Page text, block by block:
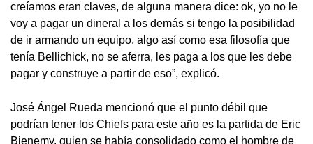
creíamos eran claves, de alguna manera dice: ok, yo no le
voy a pagar un dineral a los demás si tengo la posibilidad
de ir armando un equipo, algo así como esa filosofía que
tenía Bellichick, no se aferra, les paga a los que les debe
pagar y construye a partir de eso”, explicó.
José Ángel Rueda mencionó que el punto débil que
podrían tener los Chiefs para este año es la partida de Eric
Bienemy, quien se había consolidado como el hombre de